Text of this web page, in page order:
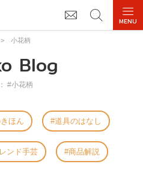
> 小花柄
Blog
#小花柄
ほん 道具のはなし
ンド手芸 商品解説